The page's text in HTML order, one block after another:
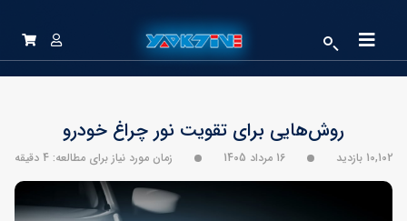
روش‌هایی برای تقویت نور چراغ خودرو
10,102 بازدید 16 مرداد 1405 زمان مورد نیاز برای مطالعه: 4 دقیقه